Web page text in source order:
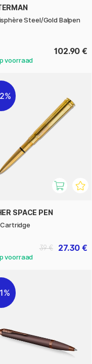
Steel/Gold Balpen
102.90 €
SPACE PEN
27.30 €
39 €